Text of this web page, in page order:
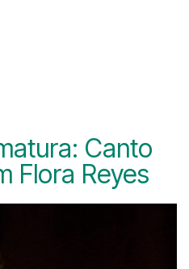
Canto
Flora Reyes